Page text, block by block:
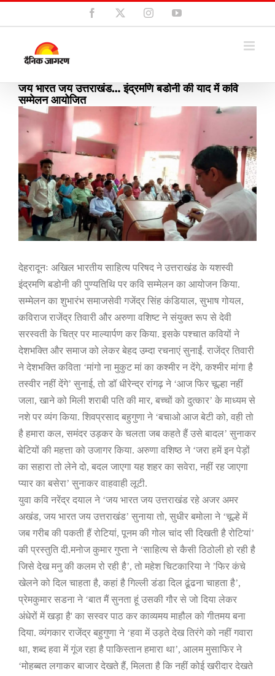
Skip
to
Facebook InstagramYouTube
जय भारत जय उत्तराखंड… इंद्रमणि बडोनी की याद में कवि
सम्मेलन आयोजित
View
Larger
Image
देहरादूनः अखिल भारतीय साहित्य परिषद ने उत्तराखंड के यशस्वी
इंद्रमणि बडोनी की पुण्यतिथि पर कवि सम्मेलन का आयोजन किया.
सम्मेलन का शुभारंभ समाजसेवी गजेंद्र सिंह कंडियाल, सुभाष गोयल,
कविराज राजेंद्र तिवारी और अरुणा वशिष्ट ने संयुक्त रूप से देवी
सरस्वती के चित्र पर माल्यार्पण कर किया. इसके पश्चात कवियों ने
देशभक्ति और समाज को लेकर बेहद उम्दा रचनाएं सुनाईं. राजेंद्र तिवारी
ने देशभक्ति कविता ‘मांगो ना मुकुट मां का कश्मीर न देंगे, कश्मीर मांगा है
तस्वीर नहीं देंगे’ सुनाई, तो डॉ धीरेन्द्र रांगढ़ ने ‘आज फिर चूल्हा नहीं
जला, खाने को मिली शराबी पति की मार, बच्चों को दुत्कार’ के माध्यम से
नशे पर व्यंग किया. शिवप्रसाद बहुगुणा ने ‘बचाओ आज बेटी को, वही तो
है हमारा कल, समंदर उड़कर के चलता जब कहते हैं उसे बादल’ सुनाकर
बेटियों की महत्ता को उजागर किया. अरुणा वशिष्ठ ने ‘जरा हमें इन पेड़ों
का सहारा तो लेने दो, बदल जाएगा यह शहर का सवेरा, नहीं रह जाएगा
प्यार का बसेरा’ सुनाकर वाहवाही लूटी.
युवा कवि नरेंद्र दयाल ने ‘जय भारत जय उत्तराखंड रहे अजर अमर
अखंड, जय भारत जय उत्तराखंड’ सुनाया तो, सुधीर बमोला ने ‘चूल्हे में
जब गरीब की पकती हैं रोटियां, पूनम की गोल चांद सी दिखती है रोटियां’
की प्रस्तुति दी.मनोज कुमार गुप्ता ने ‘साहित्य से कैसी ठिठोली हो रही है
जिसे देख मनु की कलम रो रही है’, तो महेश चिटकारिया ने ’फिर कंचे
खेलने को दिल चाहता है, कहां है गिल्ली डंडा दिल ढूंढना चाहता है’,
प्रेमकुमार सडना ने ‘बात मैं सुनता हूं उसकी गौर से जो दिया लेकर
अंधेरों में खड़ा है' का सस्वर पाठ कर काव्यमय माहौल को गीतमय बना
दिया. व्यंगकार राजेंद्र बहुगुणा ने ‘हवा में उड़ते देख तिरंगे को नहीं गवारा
था, शब्द हवा में गूंज रहा है पाकिस्तान हमारा था’, आलम मुसाफिर ने
‘मोहब्बत लगाकर बाजार देखते हैं, मिलता है कि नहीं कोई खरीदार देखते